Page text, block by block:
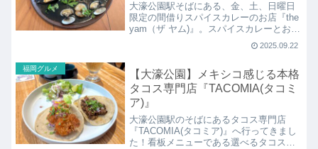
大濠公園駅そばにある、金、土、日曜日
限定の間借りスパイスカレーのお店『the
yam（ザ ヤム)』。スパイスカレーとお酒
のお店で、『Lille Curry Bar（リル カリー
バー）』で週末のお昼間に営業されてい
2025.09.22
福岡グルメ
【大濠公園】メキシコ感じる本格
タコス専門店『TACOMIA(タコミ
ア)』
大濠公園駅のそばにあるタコス専門店
『TACOMIA(タコミア)』へ行ってきまし
た！看板メニューである選べるタコスは